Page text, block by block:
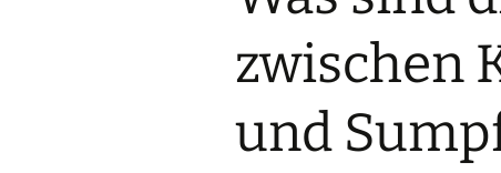
gut
Gekkkosol Anstriche:
unglaublich haftfähig
Lehmfarbe: natürlich
deckend
zwischen
und